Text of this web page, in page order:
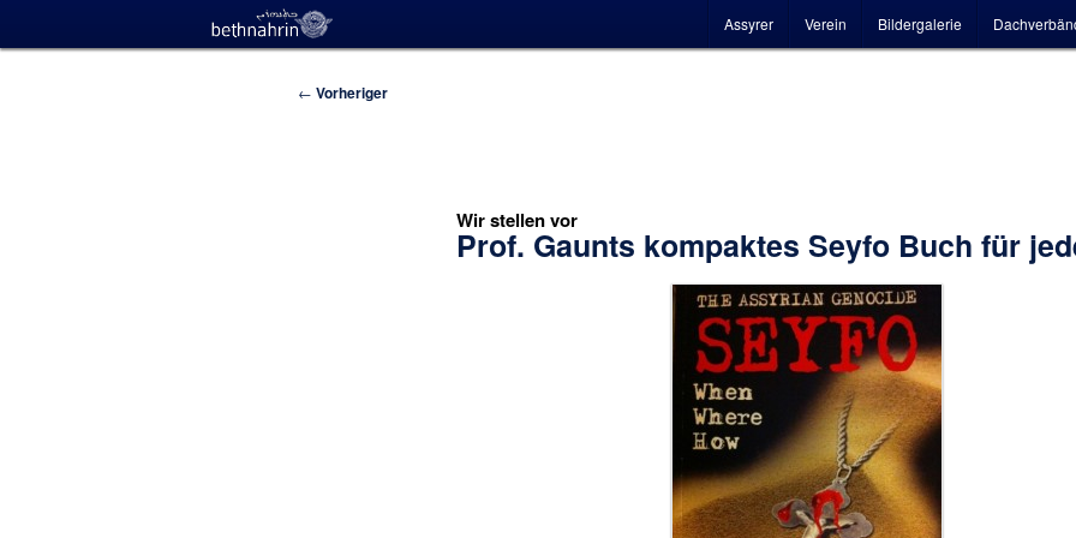
Hauptmenü
Assyrer Verein Bildergalerie
Beitragsnavigation
← Vorheriger
Wir stellen vor
Prof. Gaunts kompaktes Seyfo Buch für